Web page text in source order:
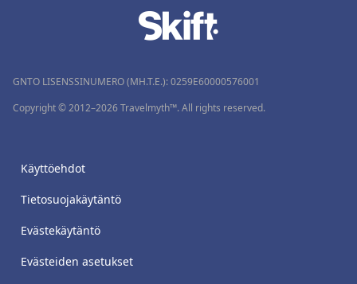
GNTO LISENSSINUMERO (MH.T.E.): 0259Ε60000576001
Copyright © 2012–2026 Travelmyth™. All rights reserved.
Käyttöehdot
Tietosuojakäytäntö
Evästekäytäntö
Evästeiden asetukset